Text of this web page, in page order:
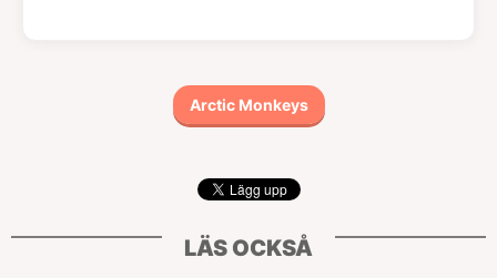
Arctic Monkeys
LÄS OCKSÅ